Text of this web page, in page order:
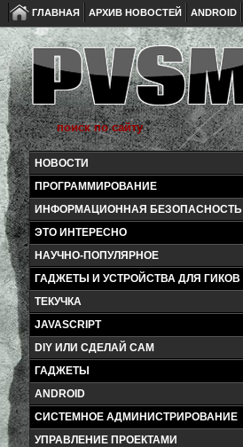
ГЛАВНАЯ АРХИВ НОВОСТЕЙ ANDROID
НОВОСТИ
ПРОГРАММИРОВАНИЕ
ИНФОРМАЦИОННАЯ БЕЗОПАСНОСТЬ
ЭТО ИНТЕРЕСНО
НАУЧНО-ПОПУЛЯРНОЕ
ГАДЖЕТЫ И УСТРОЙСТВА ДЛЯ ГИКОВ
ТЕКУЧКА
JAVASCRIPT
DIY ИЛИ СДЕЛАЙ САМ
ГАДЖЕТЫ
ANDROID
СИСТЕМНОЕ АДМИНИСТРИРОВАНИЕ
УПРАВЛЕНИЕ ПРОЕКТАМИ